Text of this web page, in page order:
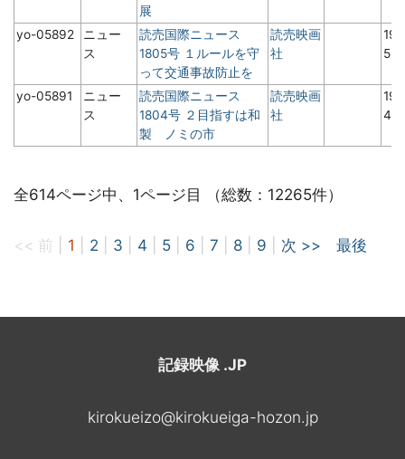
展
yo-05892
ニュー
ス
読売国際ニュース
1805号 １ルールを守
って交通事故防止を
読売映画
社
5
yo-05891
ニュー
ス
読売国際ニュース
1804号 ２目指すは和
製 ノミの市
読売映画
社
4
全614ページ中、1ページ目 （総数：12265件）
<< 前 1 2 3 4 5 6 7 8 9 次 >> 最後
記録映像 .JP
kirokueizo@kirokueiga-hozon.jp